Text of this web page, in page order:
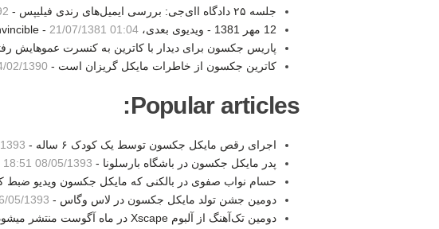
جلسه ۲۵ دادگاه اای‌جی: بررسی ایمیل‌های رندی فیلیپس -
12 مهر 1381 - ویدیوی بعدی، Invincible -
21/07/1381 01:04
پاریس جکسون برای دیدار با کاترین به کنسرت عموهایش
کاترین جکسون از خاطرات مایکل گریزان است - 1390 20:09
Popular articles:
اجرای رقص مایکل جکسون توسط یک کودک ۶ ساله - 18:11
پدر مایکل جکسون در باشگاه بارسلونا - 08/05/1393 18:51
حسام نواب صفوی در بالکنی که مایکل جکسون ویدیو ضبط
دومین جشن تولد مایکل جکسون در لاس وگاس - 05/1393 22:20
دومین تک‌آهنگ از آلبوم Xscape در ماه آگوست منتشر میشود -